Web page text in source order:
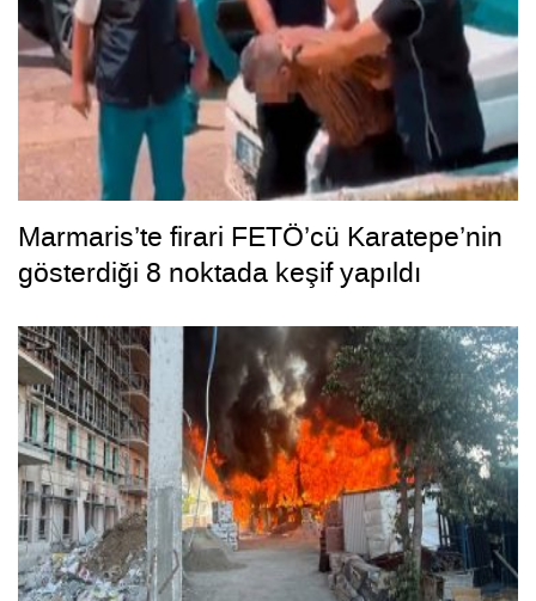
Marmaris’te firari FETÖ’cü Karatepe’nin
gösterdiği 8 noktada keşif yapıldı